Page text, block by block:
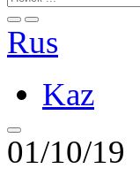
Rus
Kaz
01/10/19